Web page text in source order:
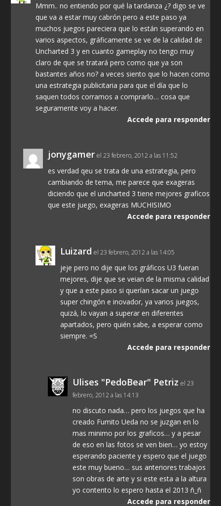
Mmm.. no entiendo por qué la tardanza ¿? digo se ve
que va a estar muy cabrón pero a este paso ya
muchos juegos pareciera que lo están superando en
varios aspectos, gráficamente se ve de la calidad de
Uncharted 3 y en cuanto gameplay no tengo muy
claro de que se tratará pero como que ya son
bastantes años no? a veces siento que lo hacen como
una estrategia publicitaria para que el día que lo
saquen todos corramos a comprarlo… cosa que
seguramente voy a hacer.
Accede para responder
jonygamer el 23 febrero, 2012 a las 11:52
es verdad qeu se trata de una estrategia, pero
cambiando de tema, me parece que exageras
diciendo que el uncharted 3 tiene mejores graficos
que este juego, exageras MUCHISIMO
Accede para responder
Luizard el 23 febrero, 2012 a las 14:05
jeje pero no dije que los gráficos U3 fueran
mejores, dije que se veian de la misma calidad
y que a este paso si querían sacar un juego
super chingón e inovador, ya varios juegos,
quizá, lo vayan a superar en diferentes
apartados, pero quién sabe, a esperar como
siempre. =S
Accede para responder
Ulises "PedoBear" Petriz el 23
febrero, 2012 a las 14:13
no discuto nada… pero los juegos que ha
creado Fumito Ueda no se juzgan en lo
mas minimo por los graficos… y a pesar
de eso en las fotos se ven bien… yo estoy
esperando paciente y espero que el juego
este muy bueno… sus anteriores trabajos
son obras de arte y si este esta a la altura
yo contento lo espero hasta el 2013 ñ_ñ
Accede para responder